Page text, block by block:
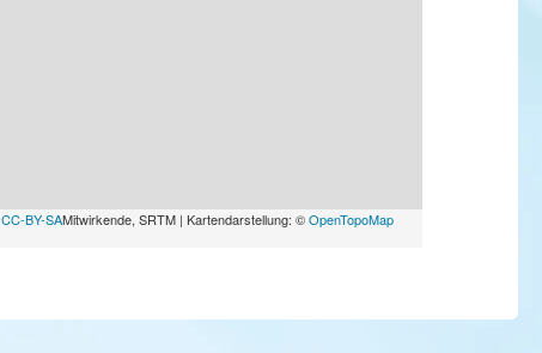
CC-BY-SAMitwirkende, SRTM | Kartendarstellung: ©OpenTopoMap